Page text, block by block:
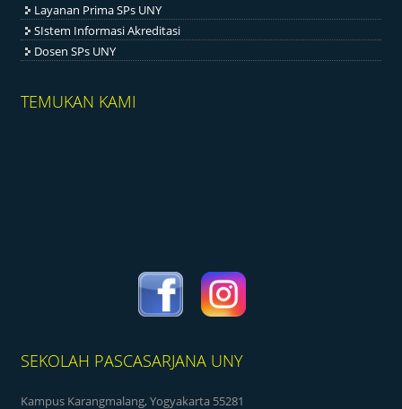
Layanan Prima SPs UNY
SIstem Informasi Akreditasi
Dosen SPs UNY
TEMUKAN KAMI
SEKOLAH PASCASARJANA UNY
Kampus Karangmalang, Yogyakarta 55281